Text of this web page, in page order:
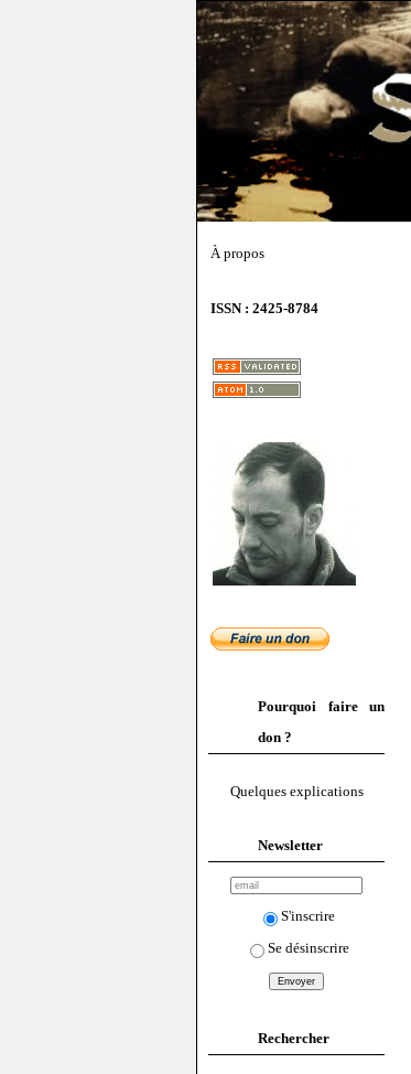
À propos
ISSN : 2425-8784
Pourquoi faire un
don ?
Quelques explications
Newsletter
S'inscrire
Se désinscrire
Rechercher